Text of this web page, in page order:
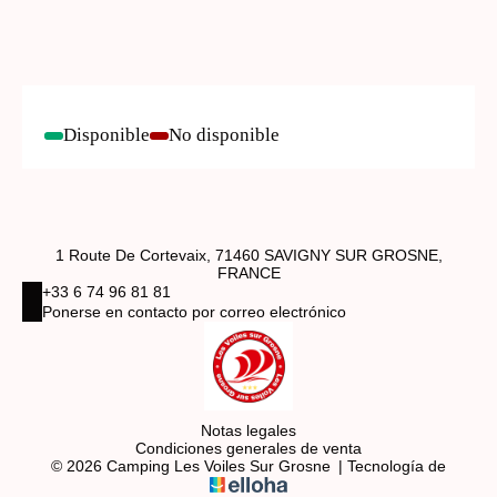
- Disponible - No disponible
1 Route De Cortevaix, 71460 SAVIGNY SUR GROSNE,
FRANCE
+33 6 74 96 81 81
Ponerse en contacto por correo electrónico
Notas legales
Condiciones generales de venta
© 2026 Camping Les Voiles Sur Grosne | Tecnología de